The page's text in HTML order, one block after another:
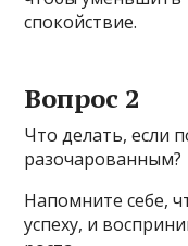
спокойствие.
Вопрос 2
Что делать, если
разочарованным?
Напомните себе,
успеху, и